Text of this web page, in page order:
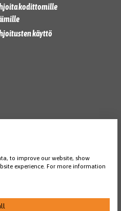
kodittomille
käyttö
to improve our website, show
experience. For more information